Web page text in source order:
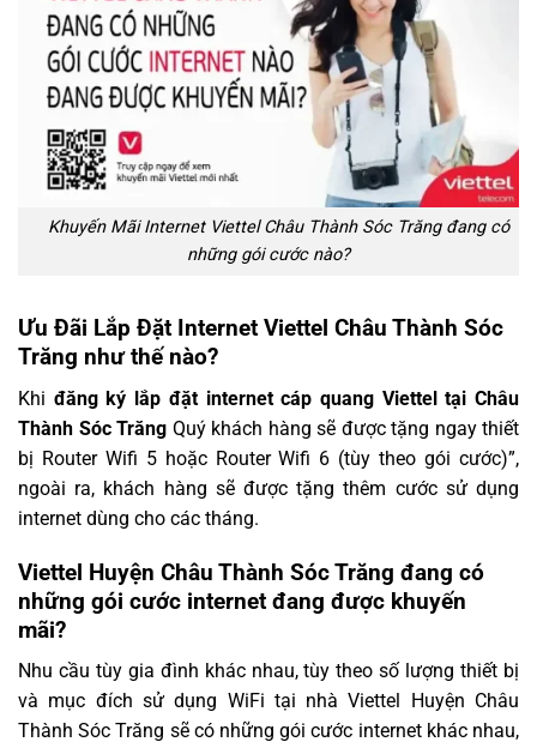
Khuyến Mãi Internet Viettel Châu Thành Sóc Trăng đang có
những gói cước nào?
Ưu Đãi Lắp Đặt Internet Viettel Châu Thành Sóc
Trăng như thế nào?
Khi đăng ký lắp đặt internet cáp quang Viettel tại Châu
Thành Sóc Trăng Quý khách hàng sẽ được tặng ngay thiết
bị Router Wifi 5 hoặc Router Wifi 6 (tùy theo gói cước)”,
ngoài ra, khách hàng sẽ được tặng thêm cước sử dụng
internet dùng cho các tháng.
Viettel Huyện Châu Thành Sóc Trăng đang có
những gói cước internet đang được khuyến
mãi?
Nhu cầu tùy gia đình khác nhau, tùy theo số lượng thiết bị
và mục đích sử dụng WiFi tại nhà Viettel Huyện Châu
Thành Sóc Trăng sẽ có những gói cước internet khác nhau,